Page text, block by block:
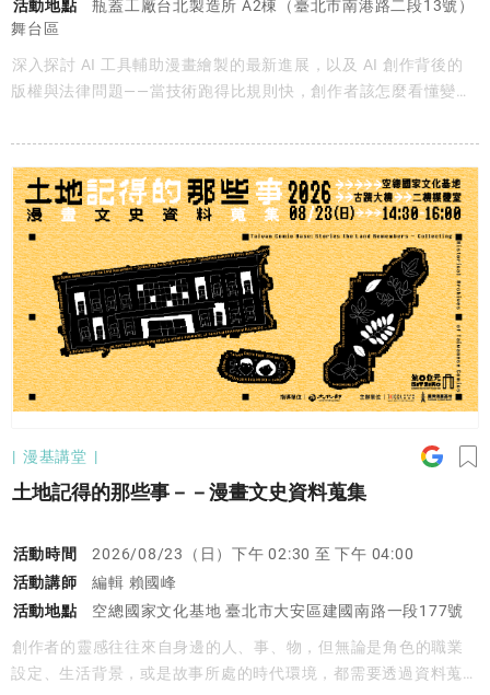
活動地點
瓶蓋工廠台北製造所 A2棟（臺北市南港路二段13號）
舞台區
深入探討 AI 工具輔助漫畫繪製的最新進展，以及 AI 創作背後的
版權與法律問題——當技術跑得比規則快，創作者該怎麼看懂變
人，還是想了解內容產業變化的讀者——一起來看懂，AI 時代的創
作正往哪裡走。
漫基講堂
土地記得的那些事－－漫畫文史資料蒐集
活動時間
2026/08/23（日）下午 02:30 至 下午 04:00
活動講師
編輯 賴國峰
活動地點
空總國家文化基地 臺北市大安區建國南路一段177號
創作者的靈感往往來自身邊的人、事、物，但無論是角色的職業
設定、生活背景，或是故事所處的時代環境，都需要透過資料蒐集